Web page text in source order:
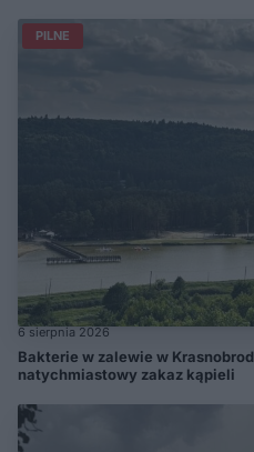
PILNE
6 sierpnia 2026
Bakterie w zalewie w
natychmiastowy zakaz kąpieli